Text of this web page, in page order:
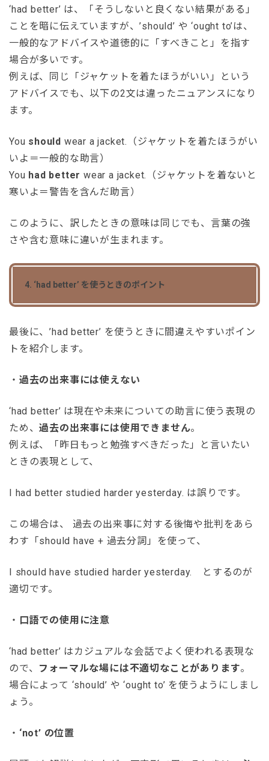
‘had better’ は、「そうしないと良くない結果がある」
ことを暗に伝えていますが、’should’ や ‘ought to’は、
一般的なアドバイスや道徳的に「すべきこと」を指す
場合が多いです。
例えば、同じ「ジャケットを着たほうがいい」という
アドバイスでも、以下の2文は違ったニュアンスになり
ます。
You should wear a jacket.（ジャケットを着たほうがい
いよ＝一般的な助言）
You had better wear a jacket.（ジャケットを着ないと
寒いよ＝警告を含んだ助言）
このように、訳したときの意味は同じでも、言葉の強
さや含む意味に違いが生まれます。
4. ‘had better’ を使うときのポイント
最後に、’had better’ を使うときに間違えやすいポイン
トを紹介します。
・ 過去の出来事には使えない
‘had better’ は現在や未来についての助言に使う表現の
ため、過去の出来事には使用できません。
例えば、「昨日もっと勉強すべきだった」と言いたい
ときの表現として、
I had better studied harder yesterday. は誤りです。
この場合は、 過去の出来事に対する後悔や批判をあら
わす「should have + 過去分詞」を使って、
I should have studied harder yesterday. とするのが
適切です。
・ 口語での使用に注意
‘had better’ はカジュアルな会話でよく使われる表現な
ので、 フォーマルな場には不適切なことがあります。
場合によって ‘should’ や ‘ought to’ を使うようにしまし
ょう。
・ ‘not’ の位置